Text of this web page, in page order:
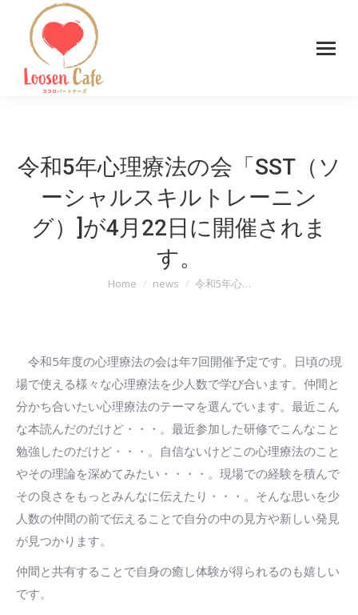
令和5年心理療法の会「SST（ソ
ーシャルスキルトレーニン
グ）]が4月22日に開催されま
す。
You are here:
Home news 令和5年心…
令和5年度の心理療法の会は年7回開催予定です。日頃の現
場で使える様々な心理療法を少人数で学び合います。仲間と
分かち合いたい心理療法のテーマを選んでいます。最近こん
な本読んだのだけど・・・。最近参加した研修でこんなこと
勉強したのだけど・・・。自信ないけどこの心理療法のこと
やその理論を深めてみたい・・・・。現場での経験を積んで
その良さをもっとみんなに伝えたり・・・。そんな思いを少
人数の仲間の前で伝えることで自分の中の見方や新しい発見
が見つかります。
仲間と共有することで自身の癒し体験が得られるのも嬉しい
です。